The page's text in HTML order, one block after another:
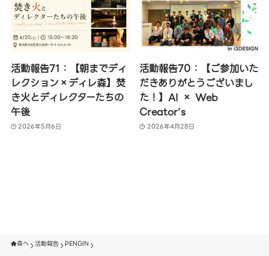
活動報告71：【朝までディ
レクション×ディレ森】焚
き火とディレクターたちの
午後
2026年5月6日
活動報告70：【ご参加いた
だきありがとうございまし
た！】AI × Web
Creator’s
2026年4月28日
森へ 活動報告 PENGIN